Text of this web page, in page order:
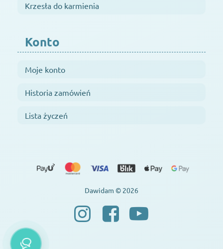
Krzesła do karmienia
Konto
Moje konto
Historia zamówień
Lista życzeń
Dawidam © 2026